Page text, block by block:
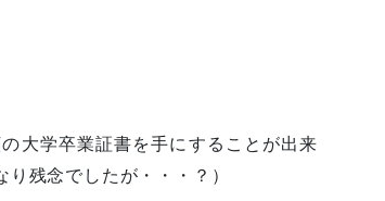
大学卒業証書を手にすることが出来
残念でしたが・・・？）